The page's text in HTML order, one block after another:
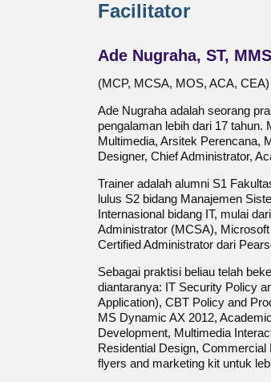
Facilitator
Ade Nugraha, ST,
(MCP, MCSA, MOS, ACA, CEA)
Ade Nugraha adalah seorang
pengalaman lebih dari 17
Multimedia, Arsitek Perencana,
Designer, Chief Administrator,
Trainer adalah alumni S1
lulus S2 bidang Manajemen
Internasional bidang IT, mulai
Administrator (MCSA),
Certified Administrator dari
Sebagai praktisi beliau telah
diantaranya: IT Security Policy
Application), CBT Policy and
MS Dynamic AX 2012,
Development, Multimedia
Residential Design,
flyers and marketing kit untuk